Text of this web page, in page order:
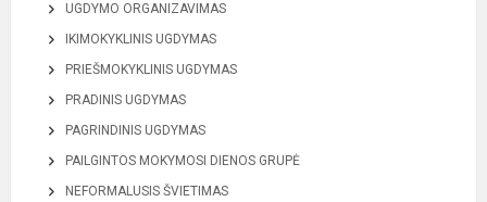
UGDYMO ORGANIZAVIMAS
IKIMOKYKLINIS UGDYMAS
PRIEŠMOKYKLINIS UGDYMAS
PRADINIS UGDYMAS
PAGRINDINIS UGDYMAS
PAILGINTOS MOKYMOSI DIENOS GRUPĖ
NEFORMALUSIS ŠVIETIMAS